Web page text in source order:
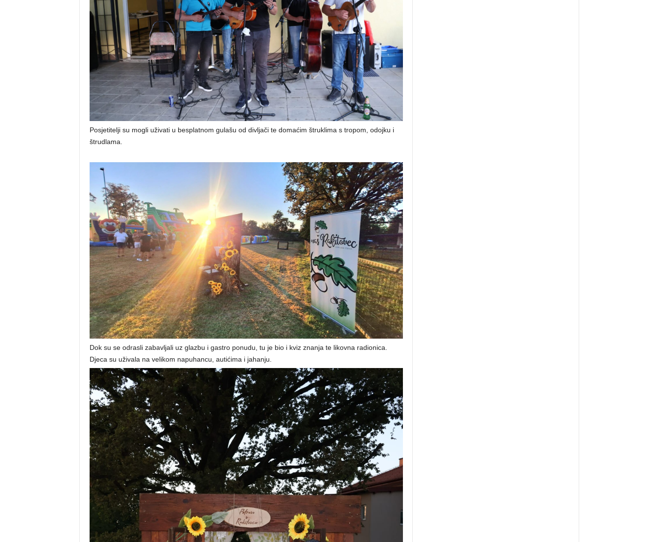
Posjetitelji su mogli uživati u besplatnom gulašu od divljači te domaćim štruklima s tropom, odojku i
štrudlama.
Dok su se odrasli zabavljali uz glazbu i gastro ponudu, tu je bio i kviz znanja te likovna radionica.
Djeca su uživala na velikom napuhancu, autićima i jahanju.